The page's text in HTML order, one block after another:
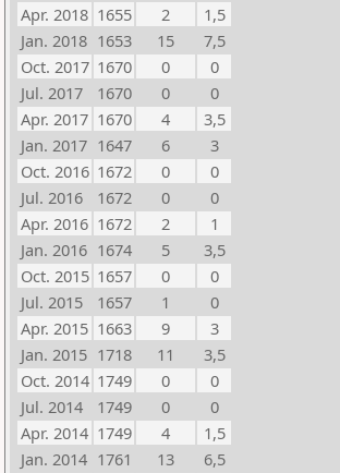
Apr. 2018 1655 2
1,5
Jan. 2018 1653 15
7,5
Oct. 2017 1670 0
0
Jul. 2017
1670 0
0
Apr. 2017 1670 4
3,5
Jan. 2017 1647 6
3
Oct. 2016 1672 0
0
Jul. 2016
1672 0
0
Apr. 2016 1672 2
1
Jan. 2016 1674 5
3,5
Oct. 2015 1657 0
0
Jul. 2015
1657 1
0
Apr. 2015 1663 9
3
Jan. 2015 1718 11
3,5
Oct. 2014 1749 0
0
Jul. 2014
1749 0
0
Apr. 2014 1749 4
1,5
Jan. 2014 1761 13
6,5